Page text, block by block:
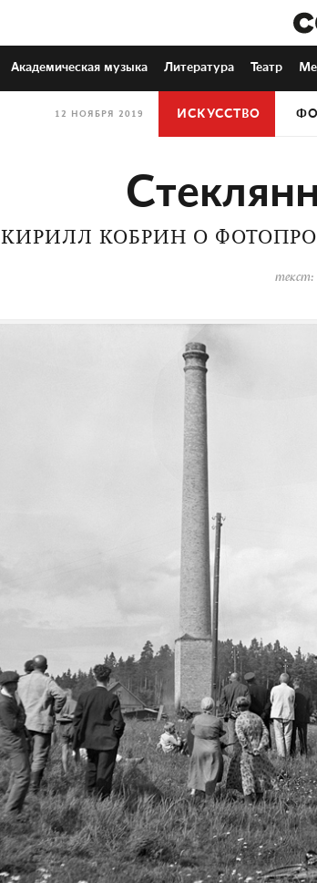
Академическая музыка Литература Театр
12 НОЯБРЯ 2019 ИСКУССТВО
КИРИЛЛ КОБРИН О
текст: